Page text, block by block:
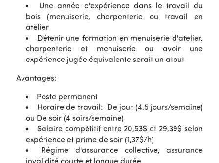
Une année d'expérience dans le travail du
bois (menuiserie, charpenterie ou travail en
atelier
Détenir une formation en menuiserie d'atelier,
charpenterie et menuiserie ou avoir une
expérience jugée équivalente serait un atout
Avantages:
Poste permanent
Horaire de travail: De jour (4.5 jours/semaine)
ou De soir (4 soirs/semaine)
Salaire compétitif entre 20,53$ et 29,39$ selon
expérience et prime de soir (1,37$/h)
Régime d'assurance collective, assurance
invalidité courte et longue durée